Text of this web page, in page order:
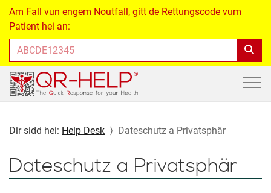
Am Fall vun engem Noutfall, gitt de Rettungscode vum
Patient hei an:
Dir sidd hei: Help Desk Dateschutz a Privatsphär
Dateschutz a Privatsphär